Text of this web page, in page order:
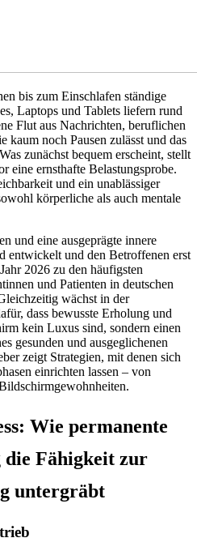
bis zum Einschlafen ständige
Laptops und Tablets liefern rund
Flut aus Nachrichten, beruflichen
kaum noch Pausen zulässt und das
zunächst bequem erscheint, stellt
eine ernsthafte Belastungsprobe.
und ein unablässiger
körperliche als auch mentale
und eine ausgeprägte innere
entwickelt und den Betroffenen erst
2026 zu den häufigsten
und Patienten in deutschen
wächst in der
dass bewusste Erholung und
kein Luxus sind, sondern einen
gesunden und ausgeglichenen
zeigt Strategien, mit denen sich
einrichten lassen – von
Wie permanente
Fähigkeit zur
untergräbt